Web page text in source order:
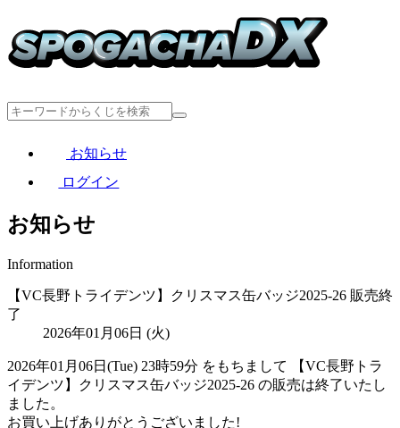
お知らせ
ログイン
お知らせ
Information
【VC長野トライデンツ】クリスマス缶バッジ2025-26 販売終
了
2026年01月06日 (火)
2026年01月06日(Tue) 23時59分 をもちまして 【VC長野トラ
イデンツ】クリスマス缶バッジ2025-26 の販売は終了いたし
ました。
お買い上げありがとうございました!